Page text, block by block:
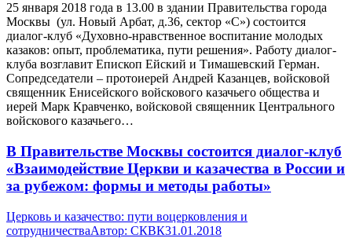
25 января 2018 года в 13.00 в здании Правительства города
Москвы (ул. Новый Арбат, д.36, сектор «C») состоится
диалог-клуб «Духовно-нравственное воспитание молодых
казаков: опыт, проблематика, пути решения». Работу диалог-
клуба возглавит Епископ Ейский и Тимашевский Герман.
Сопредседатели – протоиерей Андрей Казанцев, войсковой
священник Енисейского войскового казачьего общества и
иерей Марк Кравченко, войсковой священник Центрального
войскового казачьего…
В Правительстве Москвы состоится диалог-клуб
«Взаимодействие Церкви и казачества в России и
за рубежом: формы и методы работы»
Церковь и казачество: пути воцерковления и
сотрудничестваАвтор: СКВК31.01.2018